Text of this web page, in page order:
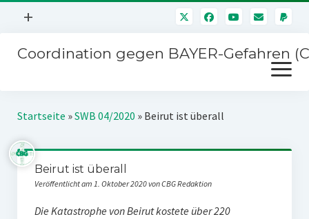
Menü
+
Mitmachen
Kontakt
Impressum
Störfälle
Coordination gegen BAYER-Gefahren
Menü
öffnen
Kampagnen
BAYER-Hauptversammlungen
Stichwort BAYER
Startseite »SWB 04/2020 » Beirut ist überall
Beirut ist überall
Veröffentlicht am 1. Oktober 2020 von CBG Redaktion
Die Katastrophe von Beirut kostete über 220